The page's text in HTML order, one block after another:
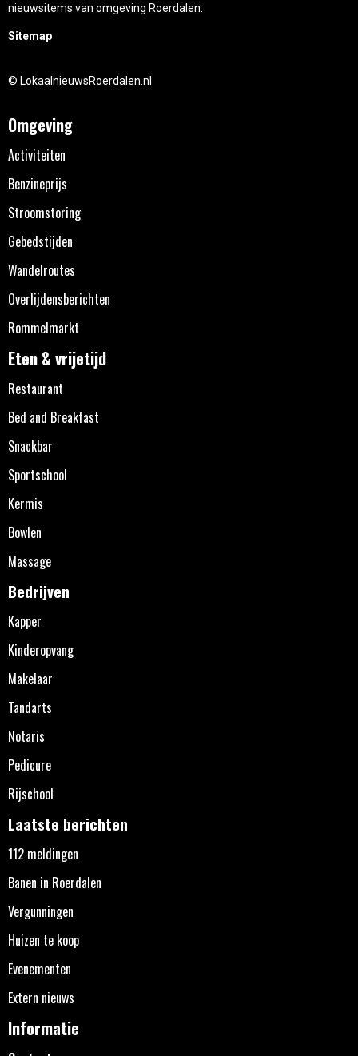
nieuwsitems van omgeving Roerdalen.
Sitemap
© LokaalnieuwsRoerdalen.nl
Omgeving
Activiteiten
Benzineprijs
Stroomstoring
Gebedstijden
Wandelroutes
Overlijdensberichten
Rommelmarkt
Eten & vrijetijd
Restaurant
Bed and Breakfast
Snackbar
Sportschool
Kermis
Bowlen
Massage
Bedrijven
Kapper
Kinderopvang
Makelaar
Tandarts
Notaris
Pedicure
Rijschool
Laatste berichten
112 meldingen
Banen in Roerdalen
Vergunningen
Huizen te koop
Evenementen
Extern nieuws
Informatie